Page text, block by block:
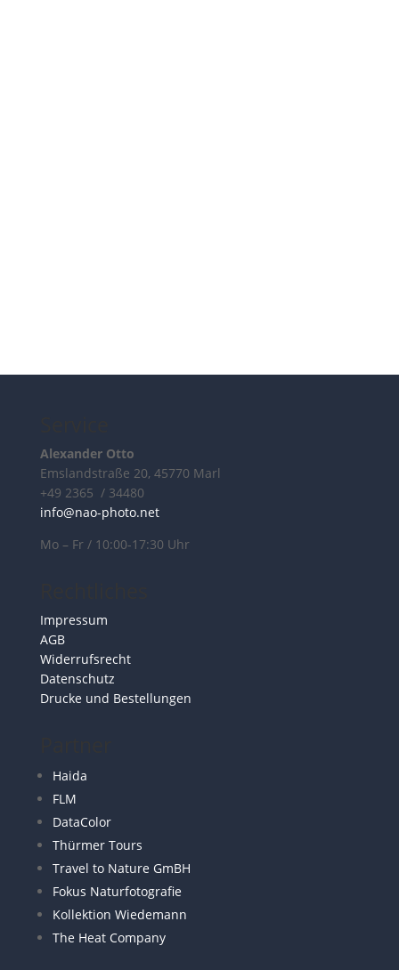
Alexander Otto
Emslandstraße 20, 45770 Marl
+49 2365 / 34480
info@nao-photo.net
Mo – Fr / 10:00-17:30 Uhr
Impressum
AGB
Widerrufsrecht
Datenschutz
Drucke und Bestellungen
Haida
FLM
DataColor
Thürmer Tours
Travel to Nature GmBH
Fokus Naturfotografie
Kollektion Wiedemann
The Heat Company